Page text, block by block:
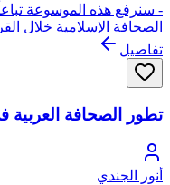
- سنرفع هذه الموسوعة
تاريخ الصحافة الإسلامية
(6) تاريخ الصحافة
الفتح. (7) الصحافة والأقلام المسمومة. (8) الصحافة الكاريكاتورية.
تفاصيل
تطور الصحافة
أنور الجندي